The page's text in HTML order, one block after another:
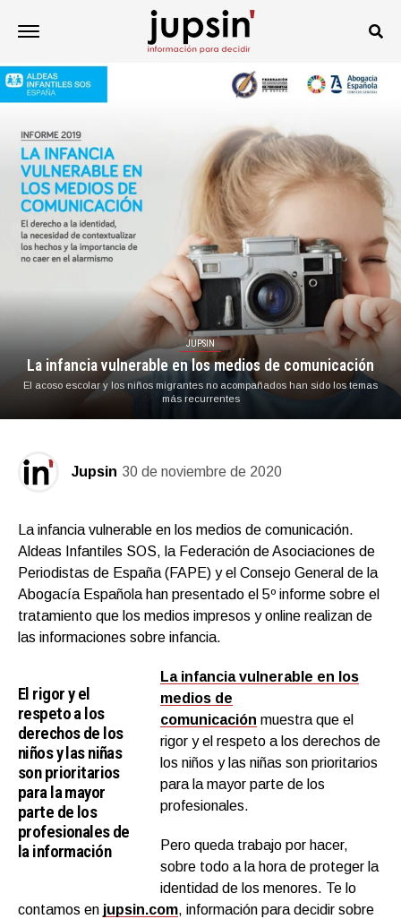
JUPSIN
La infancia vulnerable en los medios de comunicación
El acoso escolar y los niños migrantes no acompañados han sido los temas
más recurrentes
Jupsin 30 de noviembre de 2020
La infancia vulnerable en los medios de comunicación.
Aldeas Infantiles SOS, la Federación de Asociaciones de
Periodistas de España (FAPE) y el Consejo General de la
Abogacía Española han presentado el 5º informe sobre el
tratamiento que los medios impresos y online realizan de
las informaciones sobre infancia.
El rigor y el
respeto a los
derechos de los
niños y las niñas
son prioritarios
para la mayor
parte de los
profesionales de
la información
La infancia vulnerable en los
medios de
comunicación muestra que el
rigor y el respeto a los derechos de
los niños y las niñas son prioritarios
para la mayor parte de los
profesionales.
Pero queda trabajo por hacer,
sobre todo a la hora de proteger la
identidad de los menores. Te lo
contamos en jupsin.com, información para decidir sobre